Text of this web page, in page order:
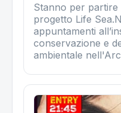
Stanno per partire
progetto Life
appuntamenti
conservazione e
ambientale